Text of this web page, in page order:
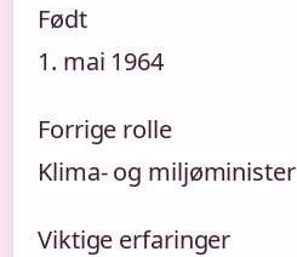
Født
1. mai 1964
Forrige rolle
Klima- og miljøminister
Viktige erfaringer